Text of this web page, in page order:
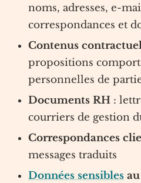
noms, adresses, e-
correspondances et
Contenus
propositions
personnelles de
Documents RH :
courriers de gestion
Correspondances
messages traduits
Données sensibles